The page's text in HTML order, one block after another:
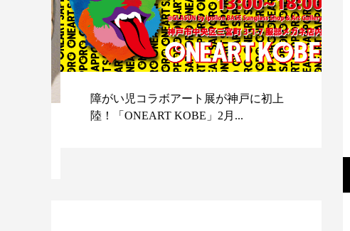
障がい児コラボアート展が神戸に初上
陸！「ONEART KOBE」2月...